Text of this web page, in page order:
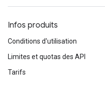
Infos produits
Conditions d'utilisation
Limites et quotas des API
Tarifs